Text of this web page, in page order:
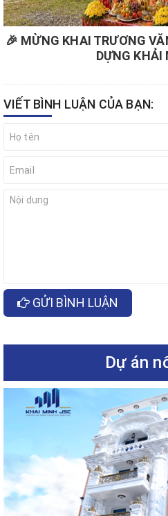
🎉 MỪNG KHAI TRƯƠNG
DỰNG KHẢI
VIẾT BÌNH LUẬN CỦA BẠN:
GỬI BÌNH LUẬN
Dự án